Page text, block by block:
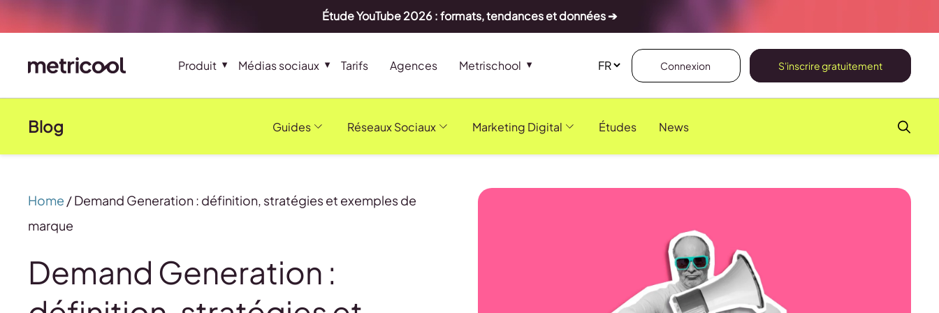
Étude YouTube 2026 : formats, tendances et données ➔
Produit Médias sociaux Tarifs Agences Metrischool Connexion S'inscrire gratuitement
Blog Guides Réseaux Sociaux Marketing Digital Études News
Home /Demand Generation : définition, stratégies et exemples de
marque
Demand Generation :